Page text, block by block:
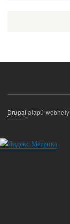
Drupal alapú webhely